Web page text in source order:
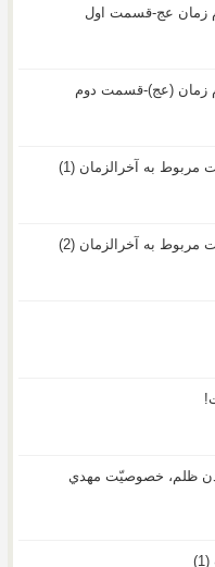
زمان عج-قسمت اول
زمان (عج)-قسمت دوم
مربوط به آخرالزمان (1)
مربوط به آخرالزمان (2)
ظلم، خصوصيّت مهدي